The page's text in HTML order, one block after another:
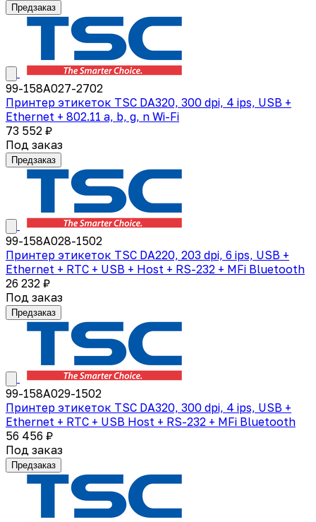
Предзаказ
99-158A027-2702
Принтер этикеток TSC DA320, 300 dpi, 4 ips, USB +
Ethernet + 802.11 a, b, g, n Wi-Fi
73 552 ₽
Под заказ
Предзаказ
99-158A028-1502
Принтер этикеток TSC DA220, 203 dpi, 6 ips, USB +
Ethernet + RTC + USB + Host + RS-232 + MFi Bluetooth
26 232 ₽
Под заказ
Предзаказ
99-158A029-1502
Принтер этикеток TSC DA320, 300 dpi, 4 ips, USB +
Ethernet + RTC + USB Host + RS-232 + MFi Bluetooth
56 456 ₽
Под заказ
Предзаказ